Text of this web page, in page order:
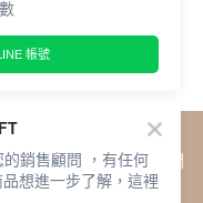
電腦中放置並取用我們
變更電腦的Cookie設
帳號
的銷售顧問 ，有任何
想進一步了解，這裡